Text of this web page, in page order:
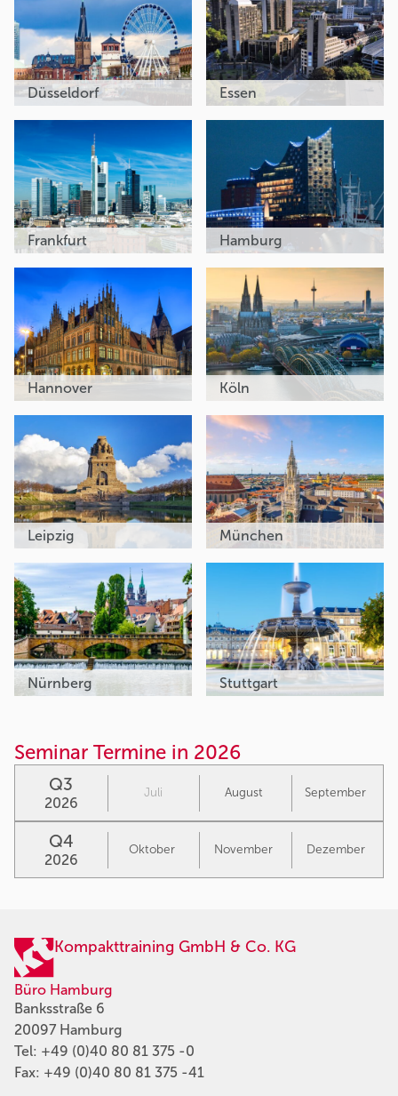
Düsseldorf Essen
Frankfurt Hamburg
Hannover Köln
Leipzig München
Nürnberg Stuttgart
Seminar Termine in 2026
Q3
2026
Juli August September
Q4
2026
Oktober November Dezember
Kompakttraining GmbH & Co. KG
Büro Hamburg
Banksstraße 6
20097 Hamburg
Tel: +49 (0)40 80 81 375 -0
Fax: +49 (0)40 80 81 375 -41